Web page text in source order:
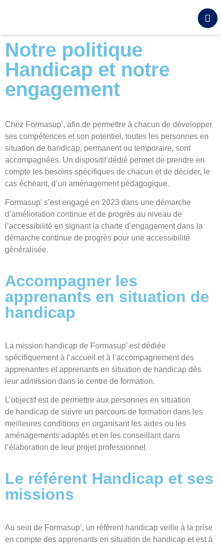
Notre politique
Handicap et notre
engagement
Chez Formasup’, afin de permettre à chacun de développer
ses compétences et son potentiel, toutes les personnes en
situation de handicap, permanent ou temporaire, sont
accompagnées. Un dispositif dédié permet de prendre en
compte les besoins spécifiques de chacun et de décider, le
cas échéant, d’un aménagement pédagogique.
Formasup’ s’est engagé en 2023 dans une démarche
d’amélioration continue et de progrès au niveau de
l’accessibilité en signant la charte d’engagement dans la
démarche continue de progrès pour une accessibilité
généralisée.
Accompagner les
apprenants en situation de
handicap
La mission handicap de Formasup’ est dédiée
spécifiquement à l’accueil et à l’accompagnement des
apprenantes et apprenants en situation de handicap dès
leur admission dans le centre de formation.
L’objectif est de permettre aux personnes en situation
de handicap de suivre un parcours de formation dans les
meilleures conditions en organisant les aides ou les
aménagements adaptés et en les conseillant dans
l’élaboration de leur projet professionnel.
Le référent Handicap et ses
missions
Au sein de Formasup’, un référent handicap veille à la prise
en compte des apprenants en situation de handicap et est à